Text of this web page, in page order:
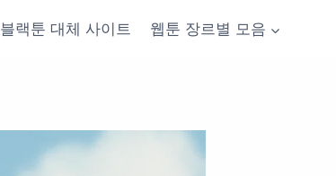
블랙툰 대체 사이트 웹툰 장르별 모음